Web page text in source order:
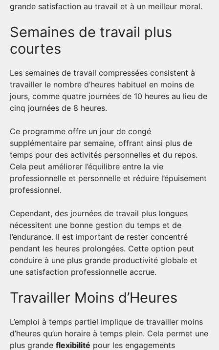
grande satisfaction au travail et à un meilleur moral.
Semaines de travail plus
courtes
Les semaines de travail compressées consistent à
travailler le nombre d’heures habituel en moins de
jours, comme quatre journées de 10 heures au lieu de
cinq journées de 8 heures.
Ce programme offre un jour de congé
supplémentaire par semaine, offrant ainsi plus de
temps pour des activités personnelles et du repos.
Cela peut améliorer l’équilibre entre la vie
professionnelle et personnelle et réduire l’épuisement
professionnel.
Cependant, des journées de travail plus longues
nécessitent une bonne gestion du temps et de
l’endurance. Il est important de rester concentré
pendant les heures prolongées. Cette option peut
conduire à une plus grande productivité globale et
une satisfaction professionnelle accrue.
Travailler Moins d’Heures
L’emploi à temps partiel implique de travailler moins
d’heures qu’un horaire à temps plein. Cela permet une
plus grande flexibilité pour les engagements